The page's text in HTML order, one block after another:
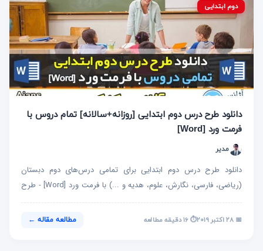
دوم ابتدایی
دانلود طرح درس دوم ابتدایی [روزانه+سالانه] تمام دروس با
فرمت ورد [Word]
مدیر
دانلود طرح درس دوم ابتدایی برای تمامی درس‌های دوم دبستان
(ریاضی، فارسی، نگارش، علوم، هدیه و ...) با فرمت ورد [Word] - طرح
درس روزانه...
📅 ۲۸ اکتبر ۲۰۱۹ ⏱️ ۱۶ دقیقه مطالعه مطالعه مقاله ←